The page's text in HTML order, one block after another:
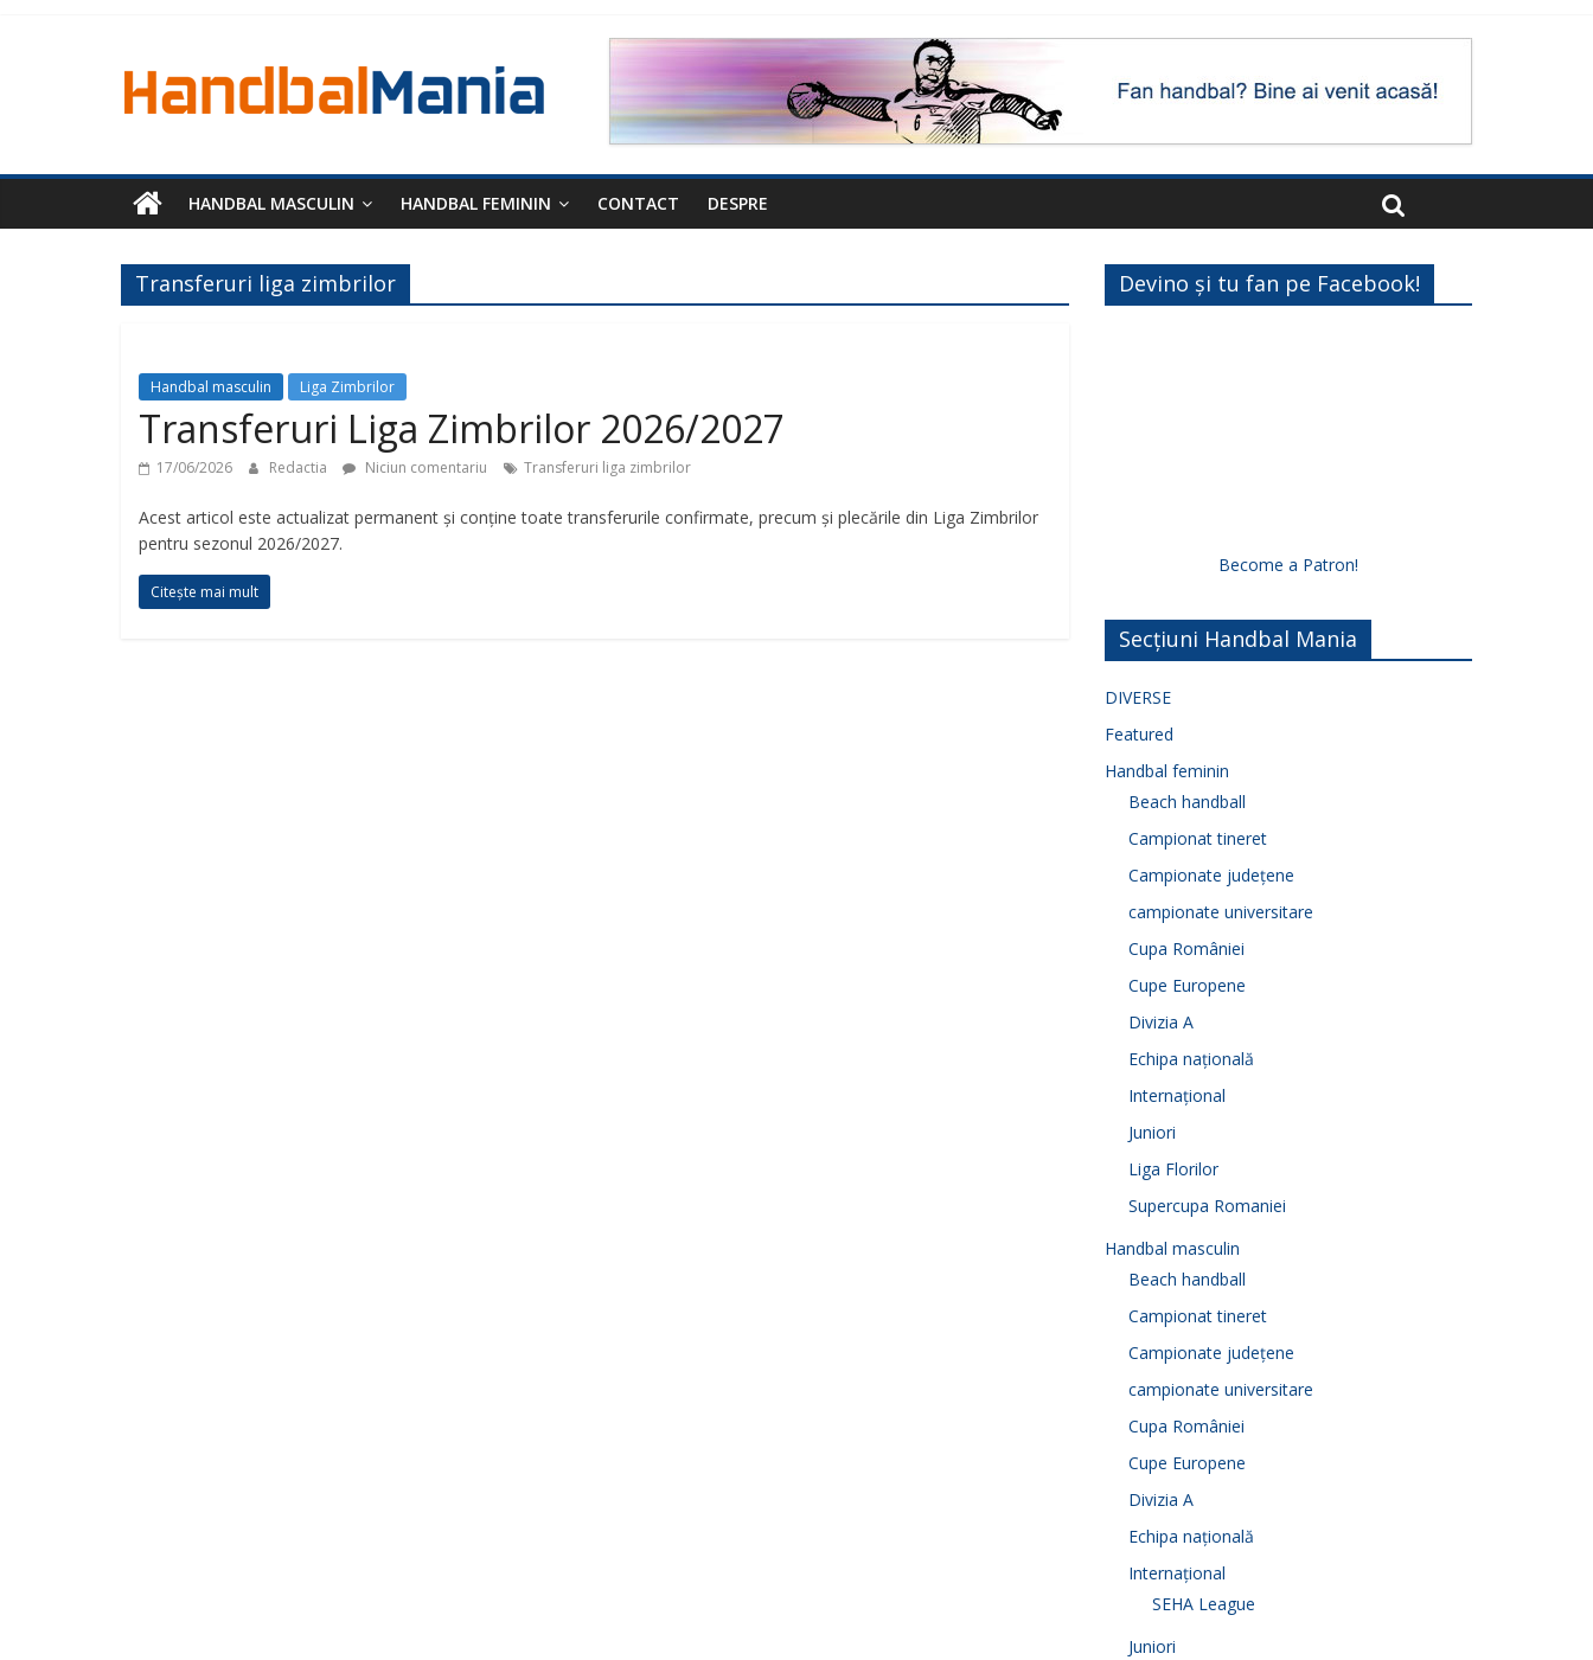
HANDBAL MASCULIN HANDBAL FEMININ CONTACT DESPRE
Transferuri liga zimbrilor
Handbal masculin Liga Zimbrilor
Transferuri Liga Zimbrilor 2026/2027
17/06/2026 Redactia Niciun comentariu Transferuri liga zimbrilor
Acest articol este actualizat permanent și conține toate transferurile confirmate, precum și plecările din Liga Zimbrilor
pentru sezonul 2026/2027.
Citește mai mult
Devino și tu fan pe Facebook!
Become a Patron!
Secțiuni Handbal Mania
DIVERSE
Featured
Handbal feminin
Beach handball
Campionat tineret
Campionate județene
campionate universitare
Cupa României
Cupe Europene
Divizia A
Echipa națională
Internațional
Juniori
Liga Florilor
Supercupa Romaniei
Handbal masculin
Beach handball
Campionat tineret
Campionate județene
campionate universitare
Cupa României
Cupe Europene
Divizia A
Echipa națională
Internațional
SEHA League
Juniori